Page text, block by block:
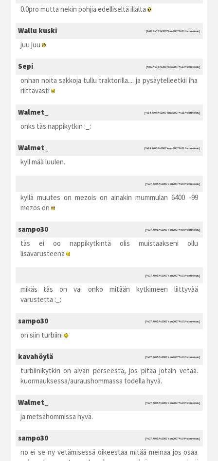
0.0pro mutta nekin pohjia edelliseltä illalta
Wallu kuski [%02.%05.%2007 kke2007 %22:%toukokuu]
juu juu
Sepi [%02.%05.%2007 kke2007 %23:%toukokuu]
onhan noita sakkoja tullu traktorilla.... ja pysäytelleetkii iha
riittävästi
Walmet_ [%14.%05.%2007 kma2007 %21:%toukokuu]
onks täs nappikytkin :_:
Walmet_ [%14.%05.%2007 kma2007 %21:%toukokuu]
kyll mää luulen.
[%27.%05.%2007 ksu2007 %08:%toukokuu]
kyllä muutes on mezois on ainakin mummulan 6400 -99
mezos on
sampo30 [%27.%05.%2007 ksu2007 %08:%toukokuu]
täs ei oo nappikytkintä olis muistaakseni ollu
lisävarusteena
[%27.%05.%2007 ksu2007 %13:%toukokuu]
mikäs täs on vai onko mitään kytkimeen liittyvää
varustetta :_:
sampo30 [%27.%05.%2007 ksu2007 %13:%toukokuu]
on siin turbiini
kavahöylä [%27.%05.%2007 ksu2007 %13:%toukokuu]
turbiinikytkin on aivan perseestä, jos pitää jotain vetää.
kuormauksessa/auraushommassa todella hyvä.
Walmet_ [%27.%05.%2007 ksu2007 %15:%toukokuu]
ja metsähommissa hyvä.
sampo30 [%27.%05.%2007 ksu2007 %19:%toukokuu]
no ei se ny vetämisessä oikeestaa mitää meinaa jos osaa